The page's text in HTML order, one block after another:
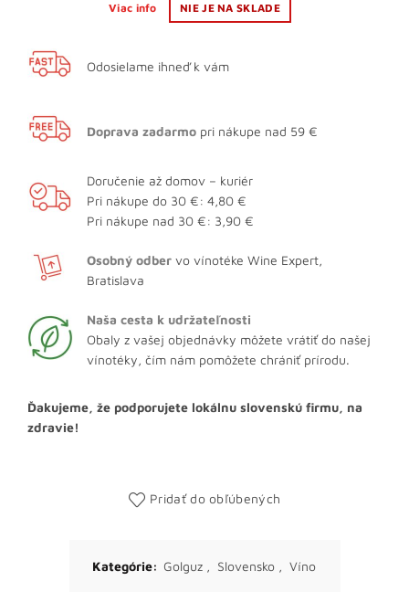
Viac info NIE JE NA SKLADE
Odosielame ihneď k vám
Doprava zadarmo pri nákupe nad 59 €
Doručenie až domov – kuriér
Pri nákupe do 30 €: 4,80 €
Pri nákupe nad 30 €: 3,90 €
Osobný odber vo vínotéke Wine Expert,
Bratislava
Naša cesta k udržateľnosti
Obaly z vašej objednávky môžete vrátiť do našej
vínotéky, čím nám pomôžete chrániť prírodu.
Ďakujeme, že podporujete lokálnu slovenskú firmu, na
zdravie!
Pridať do obľúbených
Kategórie: Golguz , Slovensko , Víno